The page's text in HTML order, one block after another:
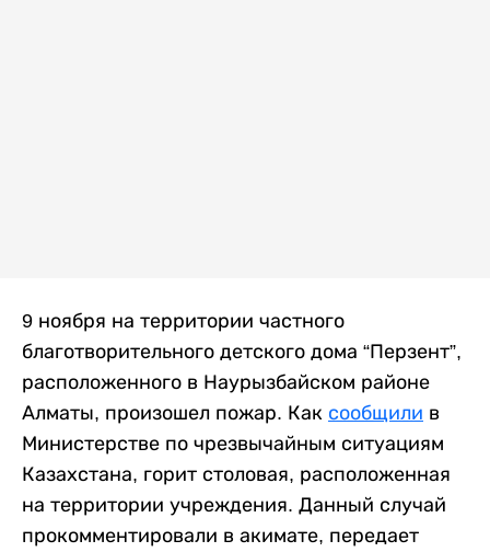
9 ноября на территории частного
благотворительного детского дома “Перзент”,
расположенного в Наурызбайском районе
Алматы, произошел пожар. Как сообщили в
Министерстве по чрезвычайным ситуациям
Казахстана, горит столовая, расположенная
на территории учреждения. Данный случай
прокомментировали в акимате, передает